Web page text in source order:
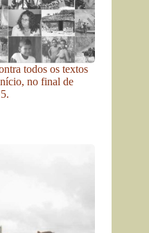
todos os textos
no final de